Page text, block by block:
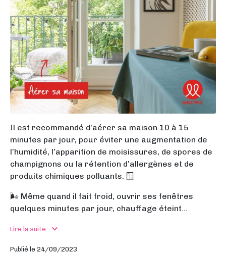
Il est recommandé d’aérer sa maison 10 à 15
minutes par jour, pour éviter une augmentation de
l’humidité, l’apparition de moisissures, de spores de
champignons ou la rétention d’allergènes et de
produits chimiques polluants. 🪟
🌬️ Même quand il fait froid, ouvrir ses fenêtres
quelques minutes par jour, chauffage éteint...
Lire la suite...
Publié le 24/09/2023